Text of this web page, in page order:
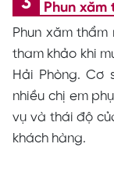
Phun xăm
Phun xăm
tham khảo khi
Hải Phòng. Cơ
nhiều chị em
vụ và thái độ
khách hàng.